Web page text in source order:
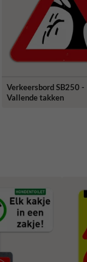
Verkeersbord SB250 -
Vallende takken